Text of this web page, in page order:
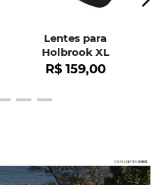
Lentes para
Holbrook XL
R$ 159,00